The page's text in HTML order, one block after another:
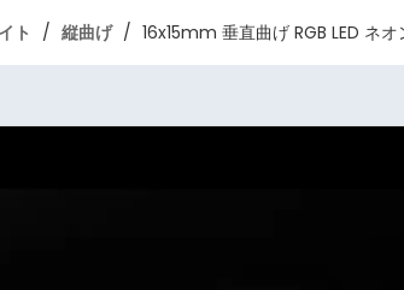
ト / 縦曲げ / 16x15mm 垂直曲げ RGB LED ネ